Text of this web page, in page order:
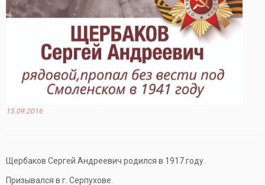
15.09.2016
Щербаков Сергей Андреевич родился в 1917 году.
Призывался в г. Серпухове.